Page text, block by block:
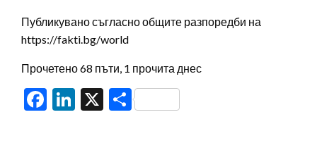
Публикувано съгласно общите разпоредби на
https://fakti.bg/world
Прочетено 68 пъти, 1 прочита днес
Facebook
LinkedIn
X Share